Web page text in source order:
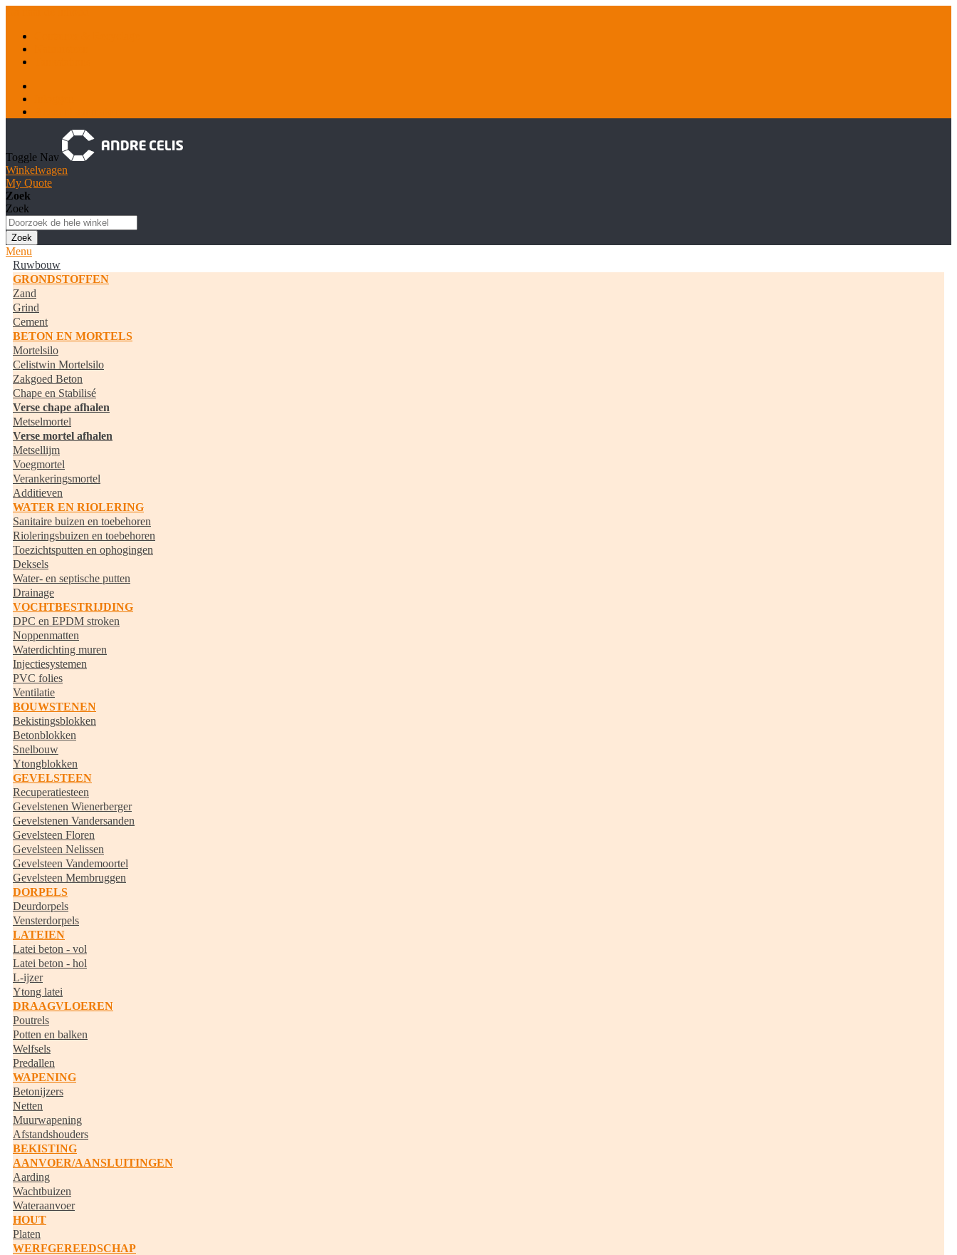
Toggle Nav
Winkelwagen
My Quote
Zoek
Zoek
Zoek
Menu
Ruwbouw
GRONDSTOFFEN
Zand
Grind
Cement
BETON EN MORTELS
Mortelsilo
Celistwin Mortelsilo
Zakgoed Beton
Chape en Stabilisé
Verse chape afhalen
Metselmortel
Verse mortel afhalen
Metsellijm
Voegmortel
Verankeringsmortel
Additieven
WATER EN RIOLERING
Sanitaire buizen en toebehoren
Rioleringsbuizen en toebehoren
Toezichtsputten en ophogingen
Deksels
Water- en septische putten
Drainage
VOCHTBESTRIJDING
DPC en EPDM stroken
Noppenmatten
Waterdichting muren
Injectiesystemen
PVC folies
Ventilatie
BOUWSTENEN
Bekistingsblokken
Betonblokken
Snelbouw
Ytongblokken
GEVELSTEEN
Recuperatiesteen
Gevelstenen Wienerberger
Gevelstenen Vandersanden
Gevelsteen Floren
Gevelsteen Nelissen
Gevelsteen Vandemoortel
Gevelsteen Membruggen
DORPELS
Deurdorpels
Vensterdorpels
LATEIEN
Latei beton - vol
Latei beton - hol
L-ijzer
Ytong latei
DRAAGVLOEREN
Poutrels
Potten en balken
Welfsels
Predallen
WAPENING
Betonijzers
Netten
Muurwapening
Afstandshouders
BEKISTING
AANVOER/AANSLUITINGEN
Aarding
Wachtbuizen
Wateraanvoer
HOUT
Platen
WERFGEREEDSCHAP